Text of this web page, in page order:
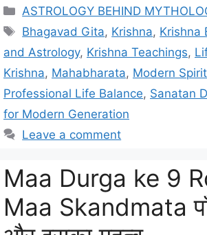
C
a
e
g
o
r
i
ASTROLOGY BEHIND
T
a
s
Bhagavad Gita, Krishna, Krishna
and Astrology, Krishna Teachings,
Krishna, Mahabharata, Modern
Professional Life Balance, Sanatan
for Modern Generation
Leave a comment
Maa Durga ke 9
Maa Skandmata